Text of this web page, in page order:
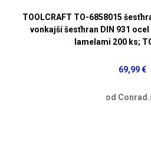
TOOLCRAFT TO-6858015
vonkajší šesťhran DIN 931
lamelami 200 ks;
69,99 €
od